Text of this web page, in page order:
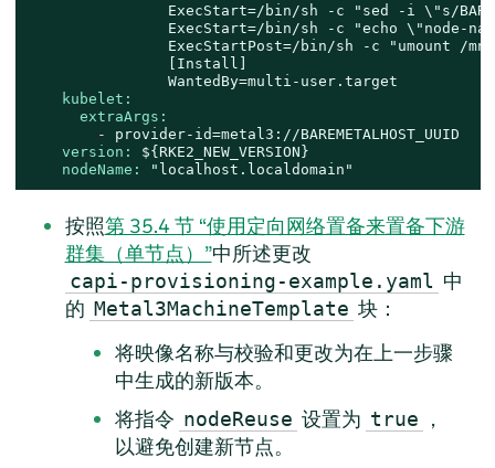
ExecStart=/bin/sh -c "sed -i \"s/
ExecStart=/bin/sh -c "echo \"node-
ExecStartPost=/bin/sh -c "umount /
                [Install]
kubelet:
extraArgs:
-
provider-id=metal3://BAREMETALHOST_UUID
version:
${RKE2_NEW_VERSION}
nodeName:
"localhost.localdomain"
按照第 35.4 节 “使用定向网络置备来置备下游
群集（单节点）”中所述更改
capi-provisioning-example.yaml 中
的 Metal3MachineTemplate 块：
将映像名称与校验和更改为在上一步骤
中生成的新版本。
将指令 nodeReuse 设置为 true
，
以避免创建新节点。